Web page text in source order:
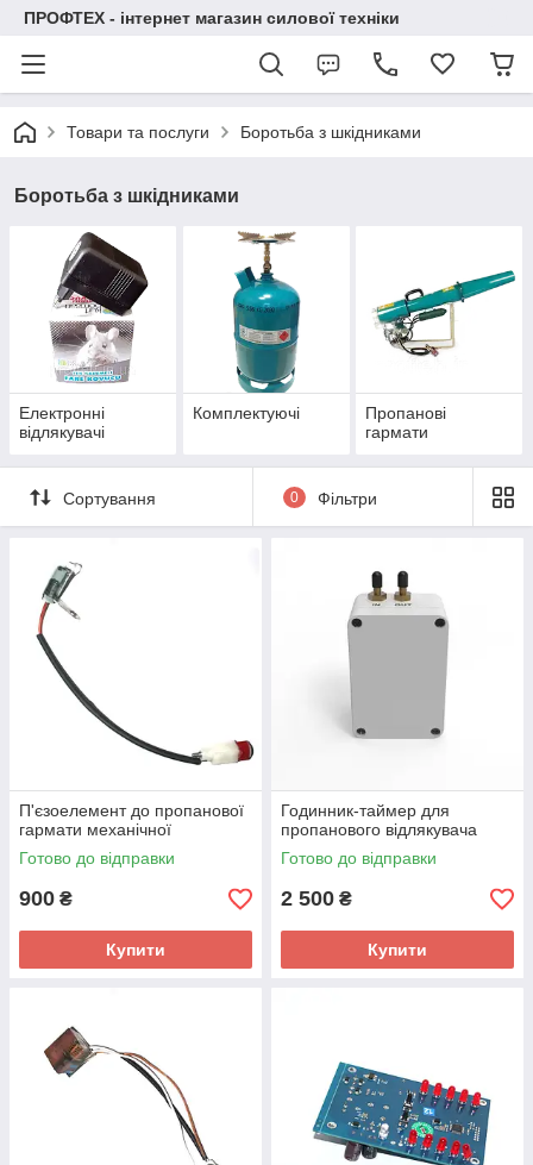
ПРОФТЕХ - інтернет магазин силової техніки
Товари та послуги Боротьба з шкідниками
Боротьба з шкідниками
Електронні
відлякувачі
Комплектуючі
Пропанові
гармати
Сортування 0 Фільтри
П'єзоелемент до пропанової
гармати механічної
Готово до відправки
900 ₴
Купити
Годинник-таймер для
пропанового відлякувача
Готово до відправки
2 500 ₴
Купити